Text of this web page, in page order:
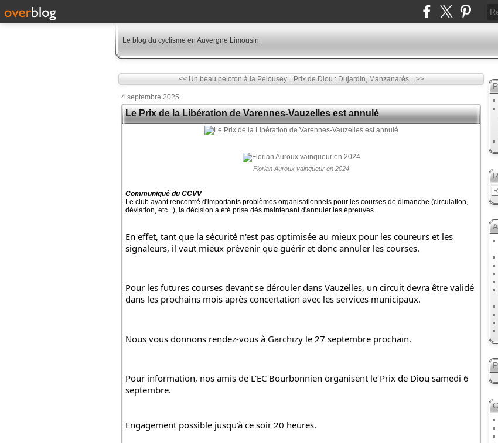
Le blog du cyclisme en Auvergne Limousin
<< Un beau peloton à la Pelousey... Prix de Diou : Dujardin, Manzanarès... >>
4 septembre 2025
Le Prix de la Libération de Varennes-Vauzelles est annulé
Florian Auroux vainqueur en 2024
Communiqué du CCVV
Le club ayant rencontré d'importants problèmes organisationnels pour les courses de dimanche (circulation,
déviation, etc...), la décision a été prise dès maintenant d'annuler les épreuves.
En effet, tant que la sécurité n'est pas optimisée au mieux pour les coureurs et les
signaleurs, il vaut mieux prévenir que guérir et donc annuler les courses.
Pour les futures courses devant se dérouler dans Vauzelles, un circuit devra être validé
dans les prochains mois après concertation avec les services municipaux.
Nous vous donnons rendez-vous à Garchizy le 27 septembre prochain.
Pour information, nos amis de L'EC Bourbonnien organisent le Prix de Diou samedi 6
septembre.
Engagement possible jusqu'à ce soir 20 heures.